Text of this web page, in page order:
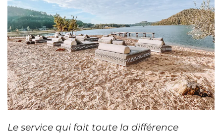
Le service qui fait toute la différence